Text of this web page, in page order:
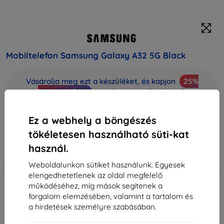
Ez a webhely a böngészés
tökéletesen használható süti-kat
használ.
Weboldalunkon sütiket használunk. Egyesek
elengedhetetlenek az oldal megfelelő
működéséhez, míg mások segítenek a
forgalom elemzésében, valamint a tartalom és
a hirdetések személyre szabásában.
Mobiltelefon Samsung Galaxy A32 5G Black
Vásárolja meg ezt a készüléket, és kapjon
25%
kedvezményt
minden tartozékra hozzá!
Vegső ár
92 190 Ft
82 971 Ft
-10% Kedvezmény kuponnalEXTRA10 Kosárba
elfogyott